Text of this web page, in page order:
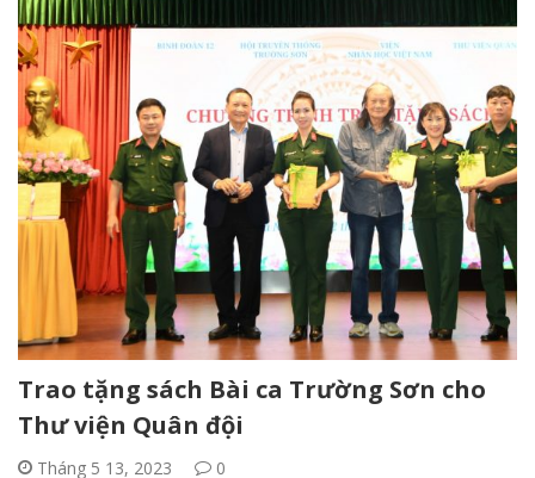
Trao tặng sách Bài ca Trường Sơn cho
Thư viện Quân đội
Tháng 5 13, 2023 0